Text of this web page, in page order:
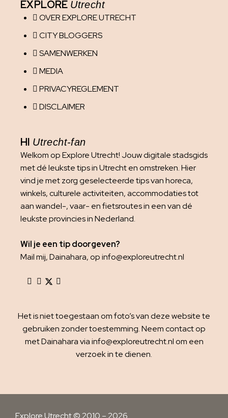
EXPLORE Utrecht
OVER EXPLORE UTRECHT
CITY BLOGGERS
SAMENWERKEN
MEDIA
PRIVACYREGLEMENT
DISCLAIMER
HI Utrecht-fan
Welkom op Explore Utrecht! Jouw digitale stadsgids
met dé leukste tips in Utrecht en omstreken. Hier
vind je met zorg geselecteerde tips van horeca,
winkels, culturele activiteiten, accommodaties tot
aan wandel-, vaar- en fietsroutes in een van dé
leukste provincies in Nederland.
Wil je een tip doorgeven?
Mail mij, Dainahara, op info@exploreutrecht.nl
Het is niet toegestaan om foto’s van deze website te
gebruiken zonder toestemming. Neem contact op
met Dainahara via info@exploreutrecht.nl om een
verzoek in te dienen.
Explore Utrecht © 2010 – 2026